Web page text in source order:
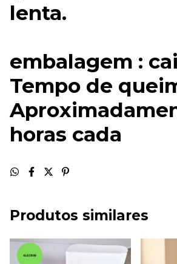
lenta.
embalagem :
Tempo de
horas cada
Produtos similares